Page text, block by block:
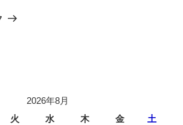
2026年8月
火 水 木 金 土